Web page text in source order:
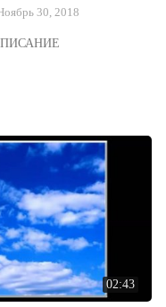
30, 2018
ноябрь 2018
02:43